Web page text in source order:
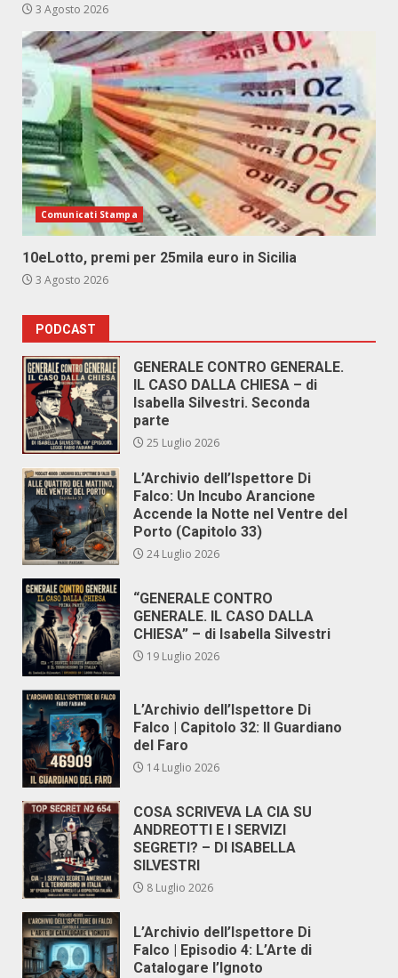
3 Agosto 2026
Comunicati Stampa
10eLotto, premi per 25mila euro in Sicilia
3 Agosto 2026
PODCAST
GENERALE CONTRO GENERALE.
IL CASO DALLA CHIESA – di
Isabella Silvestri. Seconda
parte
25 Luglio 2026
L’Archivio dell’Ispettore Di
Falco: Un Incubo Arancione
Accende la Notte nel Ventre del
Porto (Capitolo 33)
24 Luglio 2026
“GENERALE CONTRO
GENERALE. IL CASO DALLA
CHIESA” – di Isabella Silvestri
19 Luglio 2026
L’Archivio dell’Ispettore Di
Falco | Capitolo 32: Il Guardiano
del Faro
14 Luglio 2026
COSA SCRIVEVA LA CIA SU
ANDREOTTI E I SERVIZI
SEGRETI? – DI ISABELLA
SILVESTRI
8 Luglio 2026
L’Archivio dell’Ispettore Di
Falco | Episodio 4: L’Arte di
Catalogare l’Ignoto